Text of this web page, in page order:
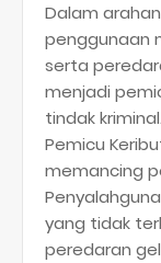
Dalam
penggunaan
serta
menjadi
tindak kriminal.
​Pemicu
memancing
yang tidak
peredaran